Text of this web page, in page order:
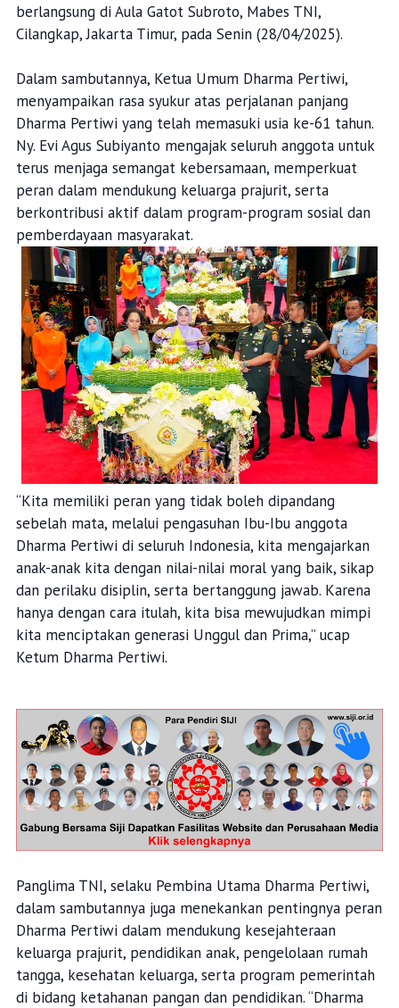
berlangsung di Aula Gatot Subroto, Mabes TNI,
Cilangkap, Jakarta Timur, pada Senin (28/04/2025).
Dalam sambutannya, Ketua Umum Dharma Pertiwi,
menyampaikan rasa syukur atas perjalanan panjang
Dharma Pertiwi yang telah memasuki usia ke-61 tahun.
Ny. Evi Agus Subiyanto mengajak seluruh anggota untuk
terus menjaga semangat kebersamaan, memperkuat
peran dalam mendukung keluarga prajurit, serta
berkontribusi aktif dalam program-program sosial dan
pemberdayaan masyarakat.
“Kita memiliki peran yang tidak boleh dipandang
sebelah mata, melalui pengasuhan Ibu-Ibu anggota
Dharma Pertiwi di seluruh Indonesia, kita mengajarkan
anak-anak kita dengan nilai-nilai moral yang baik, sikap
dan perilaku disiplin, serta bertanggung jawab. Karena
hanya dengan cara itulah, kita bisa mewujudkan mimpi
kita menciptakan generasi Unggul dan Prima,” ucap
Ketum Dharma Pertiwi.
Panglima TNI, selaku Pembina Utama Dharma Pertiwi,
dalam sambutannya juga menekankan pentingnya peran
Dharma Pertiwi dalam mendukung kesejahteraan
keluarga prajurit, pendidikan anak, pengelolaan rumah
tangga, kesehatan keluarga, serta program pemerintah
di bidang ketahanan pangan dan pendidikan. “Dharma